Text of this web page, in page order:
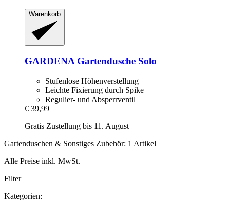
Warenkorb
GARDENA Gartendusche Solo
Stufenlose Höhenverstellung
Leichte Fixierung durch Spike
Regulier- und Absperrventil
€ 39,99
Gratis Zustellung bis 11. August
Gartenduschen & Sonstiges Zubehör: 1 Artikel
Alle Preise inkl. MwSt.
Filter
Kategorien: